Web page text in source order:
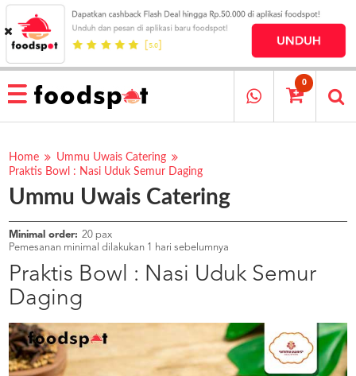
HOME
MENU
RESTAURANT
PESAN
COMPANY
MEREKA
KATALOG
LOYALTY
PROGRAM
FAQ
ABOUT
US
0
Home
Ummu Uwais Catering
Praktis Bowl : Nasi Uduk Semur Daging
Ummu Uwais Catering
Minimal order: 20 pax
Pemesanan minimal dilakukan 1 hari sebelumnya
Praktis Bowl : Nasi Uduk Semur
Daging